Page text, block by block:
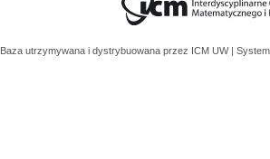
Baza utrzymywana i dystrybuowana przez ICM UW |